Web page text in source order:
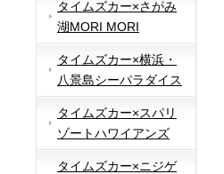
タイムズカー×さがみ
湖MORI MORI
タイムズカー×横浜・
八景島シーパラダイス
タイムズカー×スパリ
ゾートハワイアンズ
タイムズカー×ニジゲ